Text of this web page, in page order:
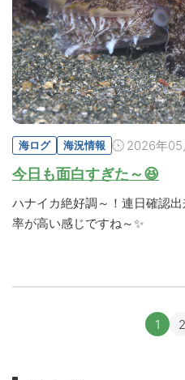
海ログ 海況情報 2026年05
今日も面白すぎた～😆
ハナイカ絶好調～！連日確認
率が高い感じですね～✨
1 2